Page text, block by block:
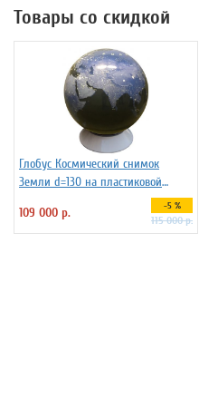
Товары со скидкой
Глобус Космический снимок
Земли d=130 на пластиковой
109 000 р. -5 %
115 000 р.